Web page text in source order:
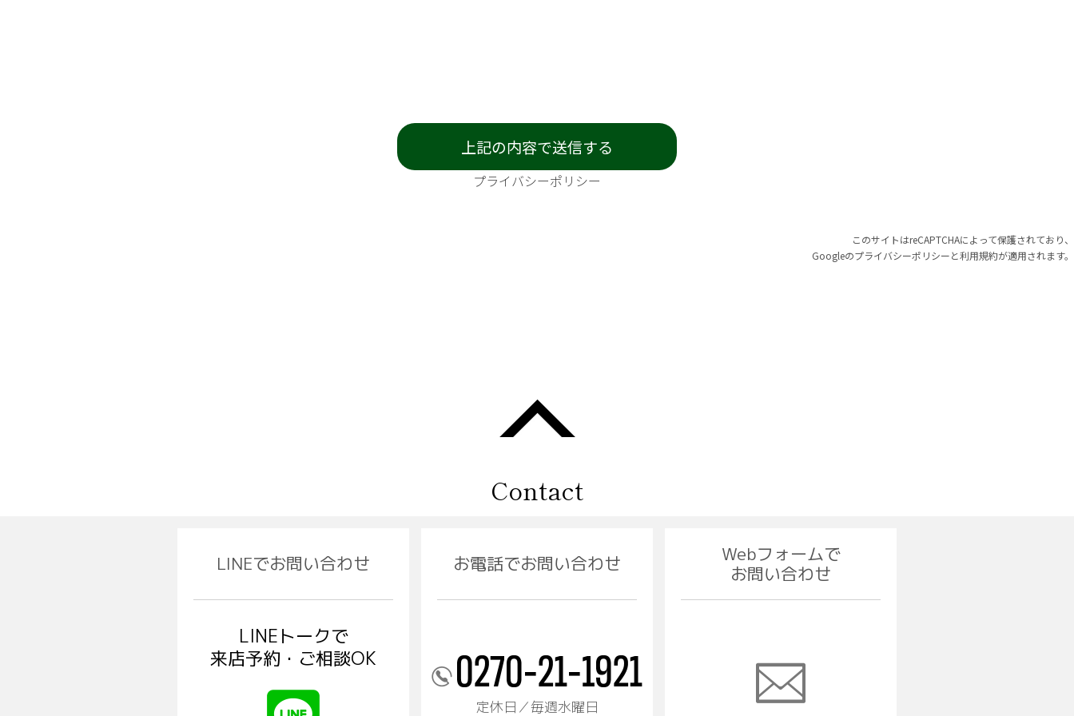
プライバシーポリシー
このサイトはreCAPTCHAによって保護されており、
Googleのプライバシーポリシーと利用規約が適用されます。
Contact
LINEでお問い合わせ
LINEトークで
来店予約・ご相談OK
お電話でお問い合わせ
定休日／毎週水曜日
Webフォームで
お問い合わせ